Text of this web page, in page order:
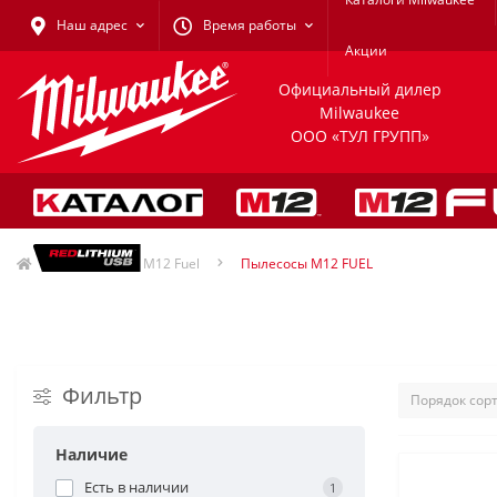
Наш адрес Время работы
Акции
Официальный дилер
Milwaukee
ООО «ТУЛ ГРУПП»
Milwaukee M12 Fuel Пылесосы M12 FUEL
Фильтр
Наличие
Есть в наличии 1